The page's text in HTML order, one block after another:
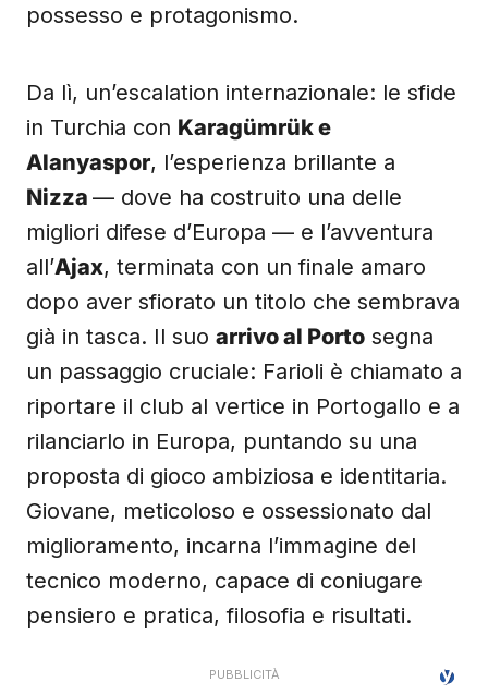
possesso e protagonismo.
Da lì, un’escalation internazionale: le sfide
in Turchia con Karagümrük e
Alanyaspor, l’esperienza brillante a
Nizza — dove ha costruito una delle
migliori difese d’Europa — e l’avventura
all’Ajax, terminata con un finale amaro
dopo aver sfiorato un titolo che sembrava
già in tasca. Il suo arrivo al Porto segna
un passaggio cruciale: Farioli è chiamato a
riportare il club al vertice in Portogallo e a
rilanciarlo in Europa, puntando su una
proposta di gioco ambiziosa e identitaria.
Giovane, meticoloso e ossessionato dal
miglioramento, incarna l’immagine del
tecnico moderno, capace di coniugare
pensiero e pratica, filosofia e risultati.